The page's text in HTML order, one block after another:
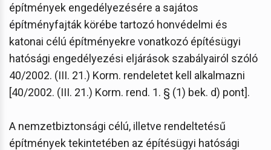
építmények engedélyezésére a sajátos
építményfajták körébe tartozó honvédelmi és
katonai célú építményekre vonatkozó építésügyi
hatósági engedélyezési eljárások szabályairól szóló
40/2002. (III. 21.) Korm. rendeletet kell alkalmazni
[40/2002. (III. 21.) Korm. rend. 1. § (1) bek. d) pont].
A nemzetbiztonsági célú, illetve rendeltetésű
építmények tekintetében az építésügyi hatósági